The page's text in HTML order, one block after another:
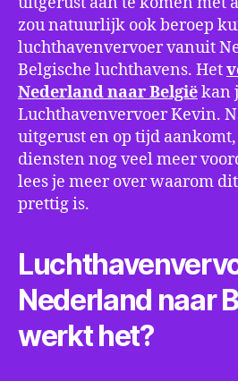
zou natuurlijk ook beroep
luchthavenvervoer vanuit
Belgische luchthavens. Het
Nederland naar Belgiëkan
Luchthavenvervoer Kevin.
uitgerust en op tijd
diensten nog veel meer
lees je meer over waarom
prettig is.
Nederland naar
werkt het?